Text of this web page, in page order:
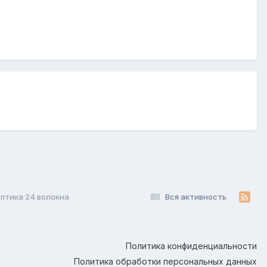
Вся активность
24 волокна
Политика конфиденциальности
Политика обработки персональных данных